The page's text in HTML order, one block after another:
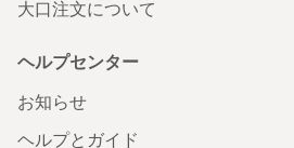
大口注文について
ヘルプセンター
お知らせ
ヘルプとガイド